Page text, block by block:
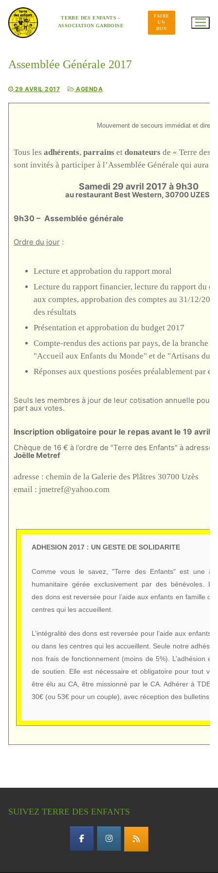
contenu
TERRE DES ENFANTS –
ASSOCIATION GARDOISE
FAIRE
UN
DON
Assemblée Générale 2017
29 AVRIL 2017 AGENDA
Mouvement de secours immédiat et direct
Tous les adhérents, parrains et donateurs de « Terre des
sont invités à participer à l’Assemblée Générale qui aura
Samedi 29 avril 2017 à 9h30
au restaurant Best Western, 30700 UZES
9h30 – Assemblée générale
Ordre du jour:
Lecture et approbation du rapport moral
Lecture du rapport financier, lecture du rapport du
aux comptes, approbation des comptes au 31/12/
des résultats
Présentation et approbation du budget 2017
Compte-rendus des actions par pays, de la branche
"Accueil aux Enfants du Monde" et de "Artisans du
Réponses aux questions posées préalablement par
Seuls les membres à jour de leur cotisation annuelle
part aux votes.
Inscription obligatoire pour le repas avant le 19 avril
Chèque de 16 € à l’ordre de "Terre des Enfants" à
Joëlle Metref
adresse : chemin de la Galerie des Plâtres 30700 Uzès
email: jmetref@yahoo.com
ADHESION 2017 : UN GESTE DE SOLIDARITE
Comme vous le savez, "Terre des Enfants" est une
humanitaire gérée exclusivement par des bénévoles.
des dons est reversée pour l’aide aux enfants en famille ou
centres qui les accueillent.
L’intégralité des dons est reversée pour l’aide aux enfants
ou dans les centres qui les accueillent. Seule notre
nos frais de fonctionnement (moins de 5%). L’adhésion
de soutien. Elle est nécessaire et obligatoire pour tout
être élu au CA, être missionné par le CA. Adhérer à TDE
30€ (ou 53€ pour un couple), avec réception des bulletins
SUIVEZ TERRE DES ENFANTS